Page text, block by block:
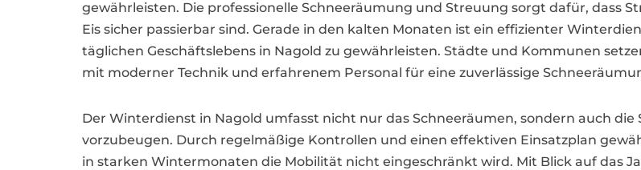
gewährleisten. Die professionelle Schneeräumung und Streuung sorgt dafür, dass
Eis sicher passierbar sind. Gerade in den kalten Monaten ist ein effizienter
täglichen Geschäftslebens in Nagold zu gewährleisten. Städte und Kommunen
mit moderner Technik und erfahrenem Personal für eine zuverlässige
Der Winterdienst in Nagold umfasst nicht nur das Schneeräumen, sondern auch
vorzubeugen. Durch regelmäßige Kontrollen und einen effektiven Einsatzplan
in starken Wintermonaten die Mobilität nicht eingeschränkt wird. Mit Blick auf das